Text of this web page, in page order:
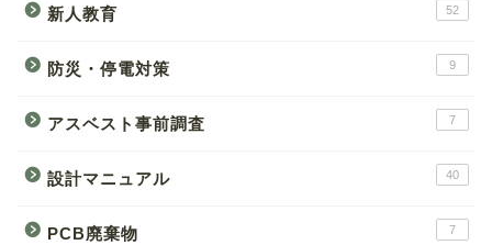
新人教育 52
防災・停電対策 9
アスベスト事前調査 7
設計マニュアル 40
PCB廃棄物 7